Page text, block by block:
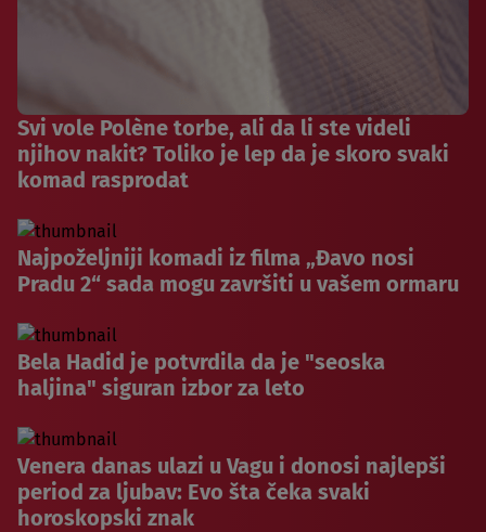
Svi vole Polène torbe, ali da li ste videli
njihov nakit? Toliko je lep da je skoro svaki
komad rasprodat
Najpoželjniji komadi iz filma „Đavo nosi
Pradu 2“ sada mogu završiti u vašem ormaru
Bela Hadid je potvrdila da je "seoska
haljina" siguran izbor za leto
Venera danas ulazi u Vagu i donosi najlepši
period za ljubav: Evo šta čeka svaki
horoskopski znak